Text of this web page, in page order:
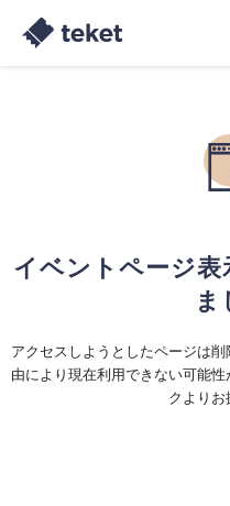
イベントページ表
ま
アクセスしようとしたページは
由により現在利用できない可能
クよりお